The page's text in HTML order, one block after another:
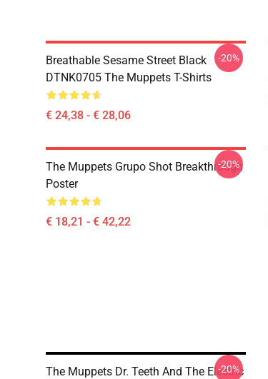
Breathable Sesame Street Black
DTNK0705 The Muppets T-Shirts
€ 24,38 - € 28,06
-20%
The Muppets Grupo Shot Breakthrough
Poster
€ 18,21 - € 42,22
-20%
The Muppets Dr. Teeth And The Electric
-20%